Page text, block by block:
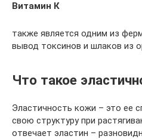
Витамин К
также является одним из
вывод токсинов и шлаков из
Что такое
Эластичность кожи – это ее
свою структуру при
отвечает эластин –